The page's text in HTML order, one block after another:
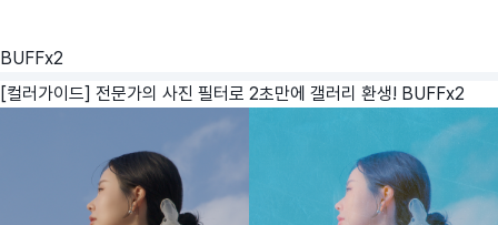
BUFFx2
[컬러가이드] 전문가의 사진 필터로 2초만에 갤러리 환생! BUFFx2